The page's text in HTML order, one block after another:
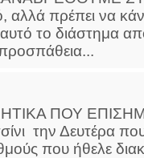
αλλά πρέπει να
το διάστημα
ΠΟΥ
την Δευτέρα
που ήθελε